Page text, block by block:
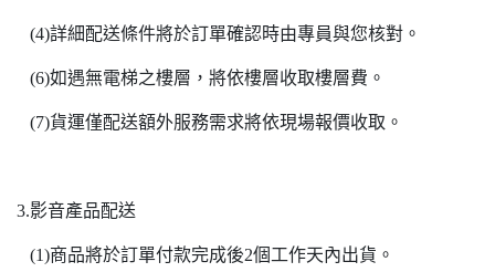
(4)詳細配送條件將於訂單確認時由專員與您核對。
(6)如遇無電梯之樓層，將依樓層收取樓層費。
(7)貨運僅配送額外服務需求將依現場報價收取。
3.影音產品配送
(1)商品將於訂單付款完成後2個工作天內出貨。